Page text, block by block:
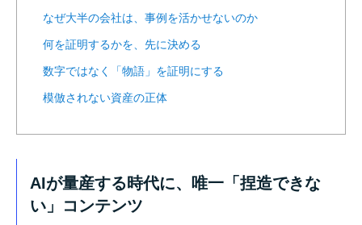
なぜ大半の会社は、事例を活かせないのか
何を証明するかを、先に決める
数字ではなく「物語」を証明にする
模倣されない資産の正体
AIが量産する時代に、唯一「捏造できな
い」コンテンツ